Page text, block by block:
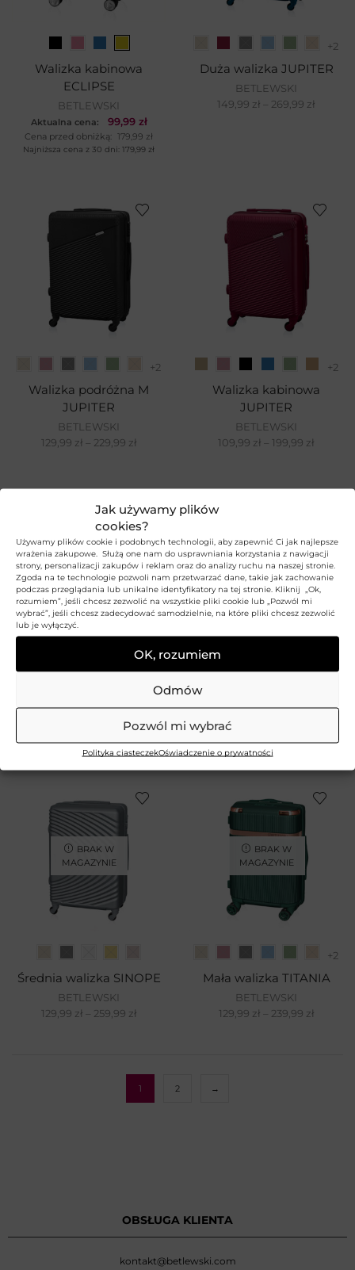
Jak używamy plików
cookies?
Używamy plików cookie i podobnych technologii, aby zapewnić Ci jak najlepsze
wrażenia zakupowe. Służą one nam do usprawniania korzystania z nawigacji
strony, personalizacji zakupów i reklam oraz do analizy ruchu na naszej stronie.
Zgoda na te technologie pozwoli nam przetwarzać dane, takie jak zachowanie
podczas przeglądania lub unikalne identyfikatory na tej stronie. Kliknij „Ok,
rozumiem”, jeśli chcesz zezwolić na wszystkie pliki cookie lub „Pozwól mi
wybrać”, jeśli chcesz zadecydować samodzielnie, na które pliki chcesz zezwolić
lub je wyłączyć.
OK, rozumiem
Odmów
Pozwól mi wybrać
Polityka ciasteczekOświadczenie o prywatności
Walizka kabinowa
ECLIPSE
BETLEWSKI
Aktualna cena: 99,99 zł
Cena przed obniżką: 179,99 zł
Najniższa cena z 30 dni: 179,99 zł
+2
Duża walizka JUPITER
BETLEWSKI
149,99 zł – 269,99 zł
+2
Walizka podróżna M
JUPITER
BETLEWSKI
129,99 zł – 229,99 zł
+2
Walizka kabinowa
JUPITER
BETLEWSKI
109,99 zł – 199,99 zł
+2
Walizka średnia NEBULA
BRAK W
MAGAZYNIE
Średnia walizka SINOPE
BETLEWSKI
129,99 zł – 259,99 zł
BRAK W
MAGAZYNIE
+2
Mała walizka TITANIA
BETLEWSKI
129,99 zł – 239,99 zł
1 2 →
OBSŁUGA KLIENTA
kontakt@betlewski.com